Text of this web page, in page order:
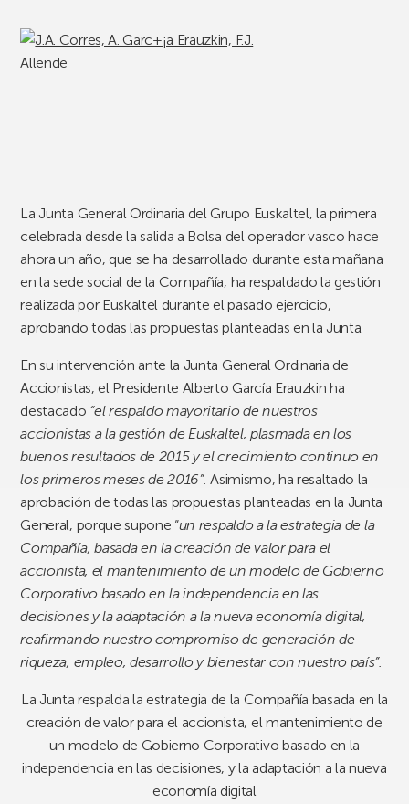
La Junta General Ordinaria del Grupo Euskaltel, la primera
celebrada desde la salida a Bolsa del operador vasco hace
ahora un año, que se ha desarrollado durante esta mañana
en la sede social de la Compañía, ha respaldado la gestión
realizada por Euskaltel durante el pasado ejercicio,
aprobando todas las propuestas planteadas en la Junta.
En su intervención ante la Junta General Ordinaria de
Accionistas, el Presidente Alberto García Erauzkin ha
destacado “el respaldo mayoritariode nuestros
accionistas a la gestión de Euskaltel, plasmada en los
buenos resultados de 2015 y el crecimiento continuo en
los primeros meses de 2016”.Asimismo, ha resaltado la
aprobación de todas las propuestas planteadas en la Junta
General, porque supone “un respaldo a la estrategia de la
Compañía, basada en la creación de valor para el
accionista, el mantenimiento de un modelo de Gobierno
Corporativo basado en la independencia en las
decisiones y la adaptación a la nueva economía digital,
reafirmando nuestro compromiso de generación de
riqueza, empleo, desarrollo y bienestar con nuestro país”.
La Junta respalda la estrategia de la Compañía basada en la
creación de valor para el accionista, el mantenimiento de
un modelo de Gobierno Corporativo basado en la
independencia en las decisiones, y la adaptación a la nueva
economía digital